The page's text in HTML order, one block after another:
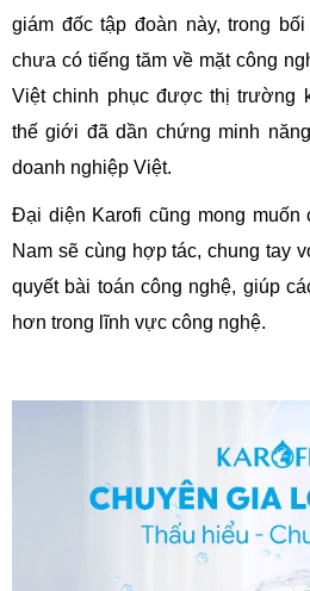
giám đốc tập đoàn này, trong
chưa có tiếng tăm về mặt công
Việt chinh phục được thị trường
thế giới đã dần chứng minh
doanh nghiệp Việt.
Đại diện Karofi cũng mong muốn
Nam sẽ cùng hợp tác, chung tay
quyết bài toán công nghệ, giúp
hơn trong lĩnh vực công nghệ.